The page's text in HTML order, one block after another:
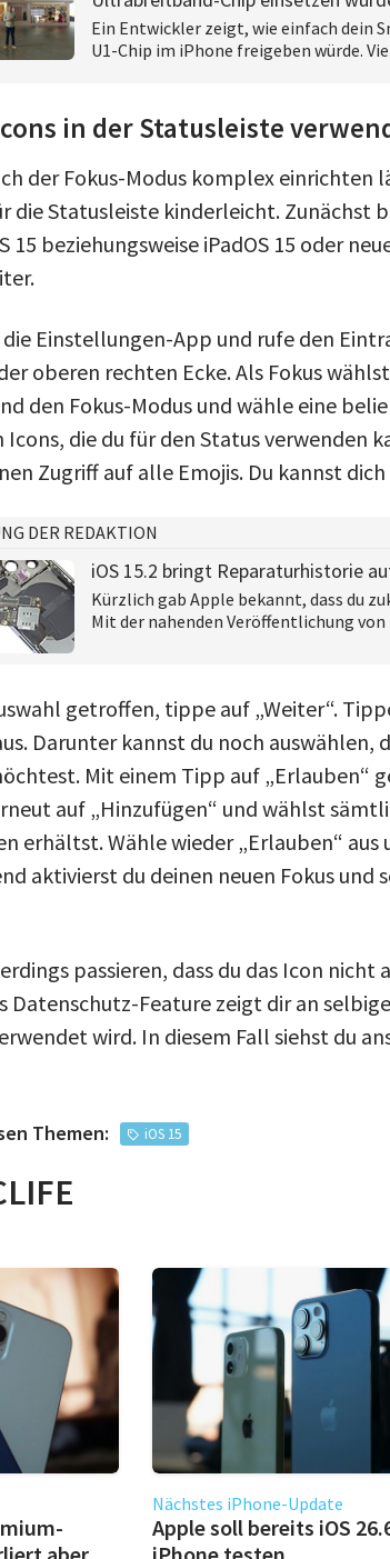
Ein Entwickler zeigt, wie einfach dein
U1-Chip im iPhone freigeben würde.
in der Statusleiste
der Fokus-Modus komplex einrichten
die Statusleiste kinderleicht. Zunächst
15 beziehungsweise iPadOS 15 oder
Einstellungen-App und rufe den
oberen rechten Ecke. Als Fokus
den Fokus-Modus und wähle eine
Icons, die du für den Status verwenden
Zugriff auf alle Emojis. Du kannst
DER REDAKTION
iOS 15.2 bringt Reparaturhistorie
Kürzlich gab Apple bekannt, dass du
Mit der nahenden Veröffentlichung von
getroffen, tippe auf „Weiter“.
Darunter kannst du noch auswählen,
Mit einem Tipp auf „Erlauben“
auf „Hinzufügen“ und wählst
erhältst. Wähle wieder „Erlauben“ aus
aktivierst du deinen neuen Fokus und
passieren, dass du das Icon nicht
Datenschutz-Feature zeigt dir an
wird. In diesem Fall siehst du
Themen: iOS 15
Nächstes iPhone-Update
Apple soll bereits iOS